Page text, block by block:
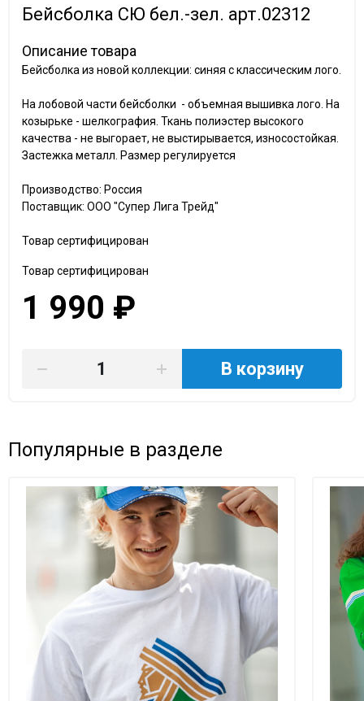
Бейсболка СЮ бел.-зел. арт.02312
Описание товара
Бейсболка из новой коллекции: синяя с классическим лого.
На лобовой части бейсболки - объемная вышивка лого. На
козырьке - шелкография. Ткань полиэстер высокого
качества - не выгорает, не выстирывается, износостойкая.
Застежка металл. Размер регулируется
Производство: Россия
Поставщик: ООО "Супер Лига Трейд"
Товар сертифицирован
Товар сертифицирован
1 990 ₽
В корзину
Популярные в разделе